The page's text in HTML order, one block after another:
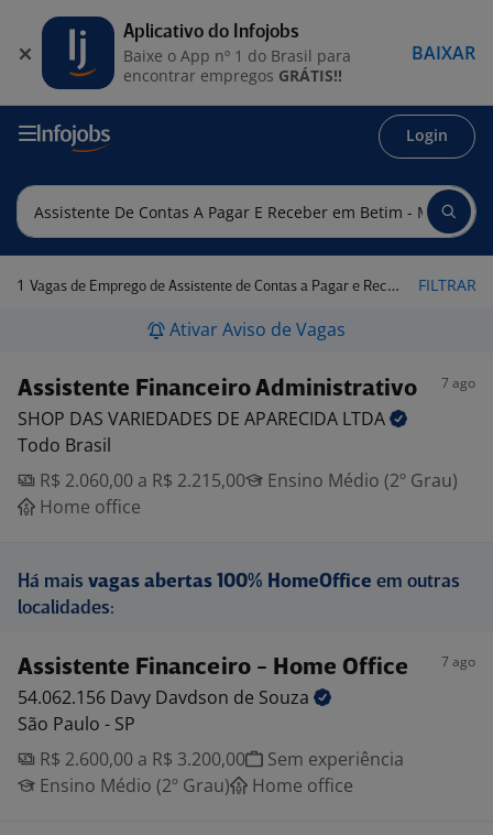
Login
1 Vagas de Emprego de Assistente de Contas a Pagar e Receber em Betim - MG FILTRAR
Ativar Aviso de Vagas
Assistente Financeiro Administrativo 7 ago
SHOP DAS VARIEDADES DE APARECIDA LTDA
Todo Brasil
R$ 2.060,00 a R$ 2.215,00
Ensino Médio (2º Grau)
Home office
Há mais vagas abertas 100% HomeOffice em outras
localidades:
Assistente Financeiro - Home Office 7 ago
54.062.156 Davy Davdson de Souza
São Paulo - SP
R$ 2.600,00 a R$ 3.200,00
Sem experiência
Ensino Médio (2º Grau)
Home office
Aplicativo do Infojobs
Baixe o App nº 1 do Brasil para
encontrar empregos GRÁTIS!!
BAIXAR